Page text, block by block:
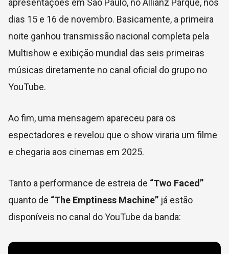
apresentações em São Paulo, no Allianz Parque, nos
dias 15 e 16 de novembro. Basicamente, a primeira
noite ganhou transmissão nacional completa pela
Multishow e exibição mundial das seis primeiras
músicas diretamente no canal oficial do grupo no
YouTube.
Ao fim, uma mensagem apareceu para os
espectadores e revelou que o show viraria um filme
e chegaria aos cinemas em 2025.
Tanto a performance de estreia de “Two Faced”
quanto de “The Emptiness Machine” já estão
disponíveis no canal do YouTube da banda: